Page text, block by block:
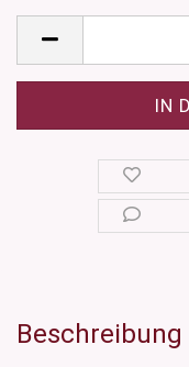
Beschreibung